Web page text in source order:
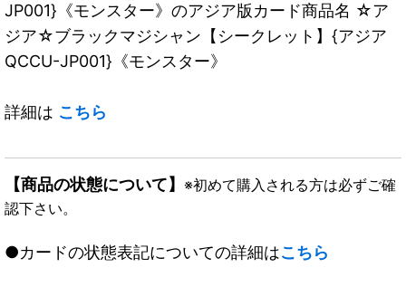
JP001}《モンスター》のアジア版カード商品名 ☆ア
ジア☆ブラックマジシャン【シークレット】{アジア
QCCU-JP001}《モンスター》
詳細は こちら
【商品の状態について】 ※初めて購入される方は必ずご確
認下さい。
●カードの状態表記についての詳細はこちら